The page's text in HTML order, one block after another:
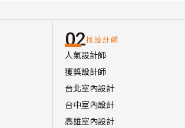
02找設計師
人氣設計師
獲獎設計師
台北室內設計
台中室內設計
高雄室內設計